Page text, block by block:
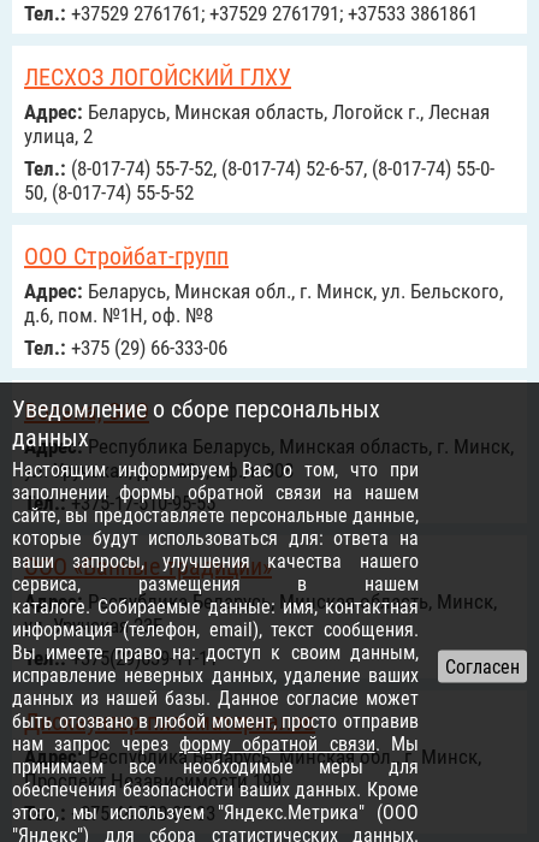
Тел.: +37529 2761761; +37529 2761791; +37533 3861861
ЛЕСХОЗ ЛОГОЙСКИЙ ГЛХУ
Адрес: Беларусь, Минская область, Логойск г., Лесная
улица, 2
Тел.: (8-017-74) 55-7-52, (8-017-74) 52-6-57, (8-017-74) 55-0-
50, (8-017-74) 55-5-52
ООО Стройбат-групп
Адрес: Беларусь, Минская обл., г. Минск, ул. Бельского,
д.6, пом. №1Н, оф. №8
Тел.: +375 (29) 66-333-06
Вольна, ЗАО
Адрес:Республика Беларусь, Минская область, г. Минск,
ул. Уручская, дом 23а, оф./к.308
Тел.:+375-17-510-95-55
ООО «Банные традиции»
Адрес:Республика Беларусь, Минская область, Минск,
ул. Уручская 23Б
Тел.:+375(29)639-11-11
Дискаунтер пиломатериалов
Адрес:Республика Беларусь, Минская обл., г. Минск,
Проспект Независимости 199
Тел.: +375 44 700 05 33
Уведомление о сборе персональных
данных
Настоящим информируем Вас о том, что при
заполнении формы обратной связи на нашем
сайте, вы предоставляете персональные данные,
которые будут использоваться для: ответа на
ваши запросы, улучшения качества нашего
сервиса, размещения в нашем
каталоге. Собираемые данные: имя, контактная
информация (телефон, email), текст сообщения.
Вы имеете право на: доступ к своим данным,
исправление неверных данных, удаление ваших
данных из нашей базы. Данное согласие может
быть отозвано в любой момент, просто отправив
нам запрос через форму обратной связи. Мы
принимаем все необходимые меры для
обеспечения безопасности ваших данных. Кроме
этого, мы используем "Яндекс.Метрика" (ООО
"Яндекс") для сбора статистических данных.